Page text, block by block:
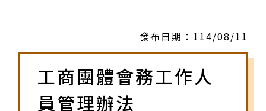
發布日期： 114/08/11
工商團體會務工作人
員管理辦法